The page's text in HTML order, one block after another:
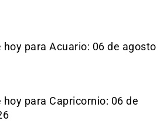
hoy para Acuario: 06 de agosto
hoy para Capricornio: 06 de